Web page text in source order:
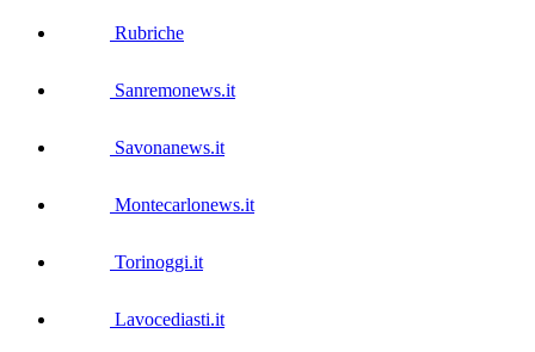
Rubriche
Sanremonews.it
Savonanews.it
Montecarlonews.it
Torinoggi.it
Lavocediasti.it